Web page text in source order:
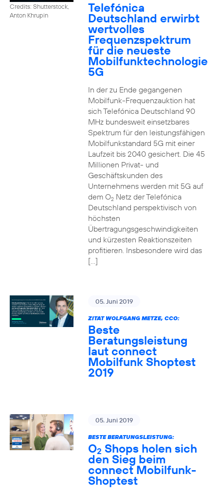
Credits: Shutterstock,
Anton Khrupin
Telefónica
Deutschland erwirbt
wertvolles
Frequenzspektrum
für die neueste
Mobilfunktechnologie
5G
In der zu Ende gegangenen
Mobilfunk-Frequenzauktion hat
sich Telefónica Deutschland 90
MHz bundesweit einsetzbares
Spektrum für den leistungsfähigen
Mobilfunkstandard 5G mit einer
Laufzeit bis 2040 gesichert. Die 45
Millionen Privat- und
Geschäftskunden des
Unternehmens werden mit 5G auf
dem O2Netz der Telefónica
Deutschland perspektivisch von
höchsten
Übertragungsgeschwindigkeiten
und kürzesten Reaktionszeiten
profitieren. Insbesondere wird das
[…]
05. Juni 2019
ZITAT WOLFGANG METZE, CCO:
Beste
Beratungsleistung
laut connect
Mobilfunk Shoptest
2019
05. Juni 2019
BESTE BERATUNGSLEISTUNG:
O2 Shops holen sich
den Sieg beim
connect Mobilfunk-
Shoptest